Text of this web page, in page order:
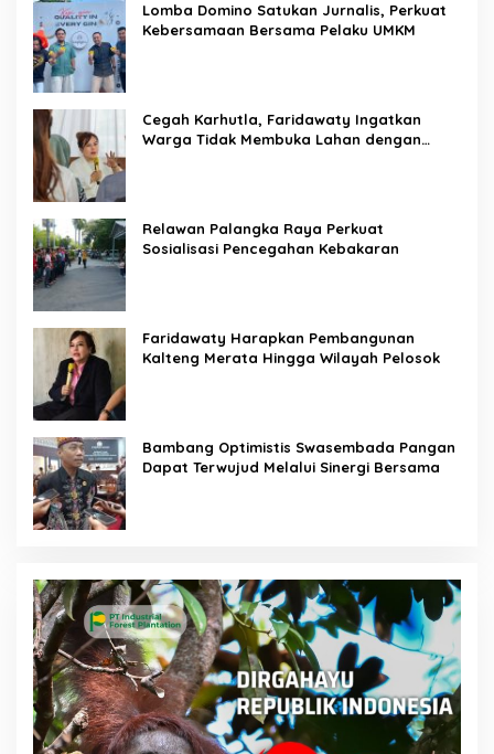
Lomba Domino Satukan Jurnalis, Perkuat
Kebersamaan Bersama Pelaku UMKM
Cegah Karhutla, Faridawaty Ingatkan
Warga Tidak Membuka Lahan dengan
Relawan Palangka Raya Perkuat
Sosialisasi Pencegahan Kebakaran
Faridawaty Harapkan Pembangunan
Kalteng Merata Hingga Wilayah Pelosok
Bambang Optimistis Swasembada Pangan
Dapat Terwujud Melalui Sinergi Bersama